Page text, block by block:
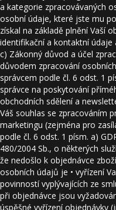
a kategorie zpracovávaných
osobní údaje, které jste mu
získal na základě plnění Vaší
identifikační a kontaktní údaje
c) Zákonný důvod a účel
důvodem zpracování
správcem podle čl. 6 odst. 1
správce na poskytování
obchodních sdělení a
Váš souhlas se zpracováním
marketingu (zejména pro
podle čl. 6 odst. 1 písm. a)
480/2004 Sb., o některých
že nedošlo k objednávce
osobních údajů je • vyřízení
povinností vyplývajících ze
při objednávce jsou
úspěšné vyřízení objednávky